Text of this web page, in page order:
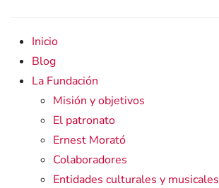
Inicio
Blog
La Fundación
Misión y objetivos
El patronato
Ernest Morató
Colaboradores
Entidades culturales y musicales